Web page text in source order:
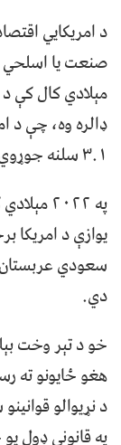
د امريکايي
۳.۱ سلنه جوړوي.
يوازې د امريکا
سعودي
دي.
خو د تېر وخت
هغو ځایونو ته
د نړيوالو
په قانوني ډول